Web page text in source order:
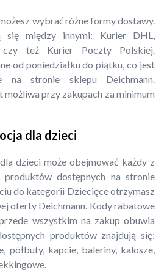
wybrać różne formy dostawy.
się między innymi: Kurier DHL,
czy też Kurier Poczty Polskiej.
od poniedziałku do piątku, co jest
na stronie sklepu Deichmann.
możliwa przy zakupach za minimum
dla dzieci
dzieci może obejmować każdy z
produktów dostępnych na stronie
do kategorii Dziecięce otrzymasz
oferty Deichmann. Kody rabatowe
wszystkim na zakup obuwia
produktów znajdują się:
półbuty, kapcie, baleriny, kalosze,